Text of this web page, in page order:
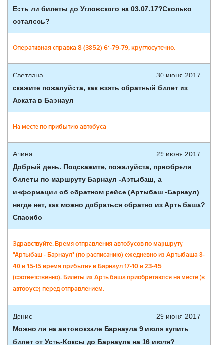
Есть ли билеты до Угловского на 03.07.17?Сколько
осталось?
Оперативная справка 8 (3852) 61-79-79, круглосуточно.
Светлана
30 июня 2017
скажите пожалуйста, как взять обратный билет из
Аската в Барнаул
На месте по прибытию автобуса
Алина
29 июня 2017
Добрый день. Подскажите, пожалуйста, приобрели
билеты по маршруту Барнаул -Артыбаш, а
информации об обратном рейсе (Артыбаш -Барнаул)
нигде нет, как можно добраться обратно из Артыбаша?
Спасибо
Здравствуйте. Время отправления автобусов по маршруту
"Артыбаш - Барнаул" (по расписанию) ежедневно из Артыбаша 8-
40 и 15-15 время прибытия в Барнаул 17-10 и 23-45
(соответственно). Билеты из Артыбаша приобретаются на месте (в
автобусе) перед отправлением.
Денис
29 июня 2017
Можно ли на автовокзале Барнаула 9 июля купить
билет от Усть-Коксы до Барнаула на 16 июля?